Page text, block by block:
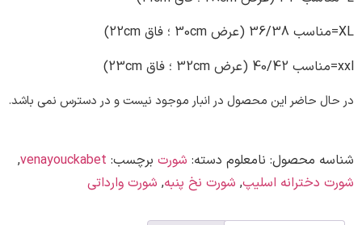
حاضر این محصول در انبار موجود نیست و در دسترس نمی باشد.
محصول:نامعلوم دسته: شورت برچسب:venayouckabet
,
اسلیپ ,شورت نخ پنبه ,شورت وارداتی